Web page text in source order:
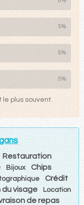
5%
5%
5%
plus souvent.
Restauration
Bijoux Chips
Crédit
du visage
Location
de repas